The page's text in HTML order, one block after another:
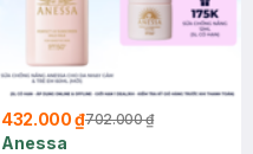
432.000 ₫702.000 ₫
Anessa